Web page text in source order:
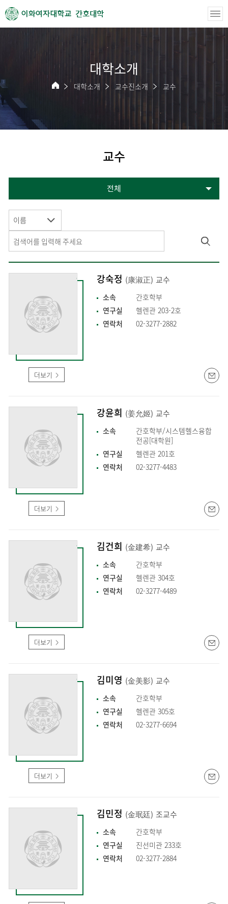
간호대학
대학소개
대학소개 교수진소개 교수
교수
전체
이름
더보기
강숙정 (康淑正) 교수
소속
간호학부
연구실
헬렌관 203-2호
연락처
02-3277-2882
더보기
강윤희 (姜允姬) 교수
소속
간호학부/시스템헬스융합
전공[대학원]
연구실
헬렌관 201호
연락처
02-3277-4483
더보기
김건희 (金建希) 교수
소속
간호학부
연구실
헬렌관 304호
연락처
02-3277-4489
더보기
김미영 (金美影) 교수
소속
간호학부
연구실
헬렌관 305호
연락처
02-3277-6694
김민정 (金珉廷) 조교수
소속
간호학부
연구실
진선미관 233호
연락처
02-3277-2884